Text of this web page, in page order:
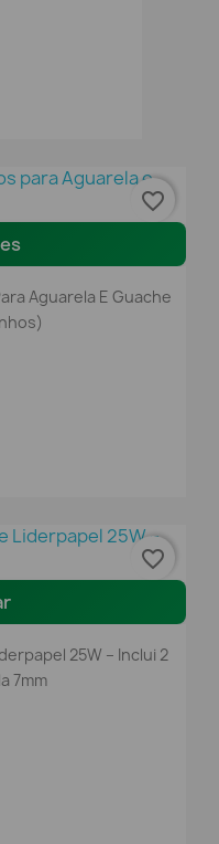
Aguarela E Guache
favorite_border
25W – Inclui 2
7mm
favorite_border